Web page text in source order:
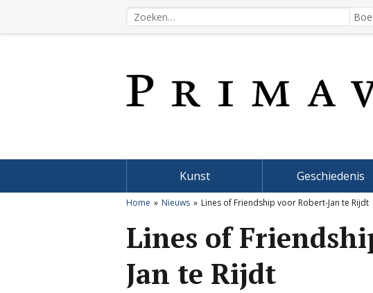
Kunst Geschiedenis
Home Nieuws Lines of Friendship voor Robert-Jan te Rijdt
Lines of
Jan te Rijdt